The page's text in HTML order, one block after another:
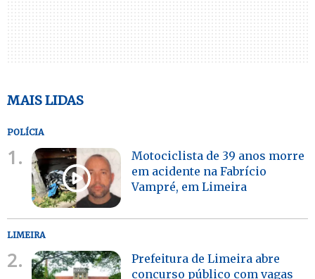
MAIS LIDAS
POLÍCIA
1.
Motociclista de 39 anos morre
em acidente na Fabrício
Vampré, em Limeira
LIMEIRA
2.
Prefeitura de Limeira abre
concurso público com vagas